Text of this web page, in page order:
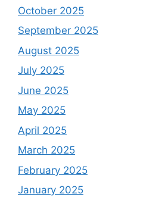
October 2025
September 2025
August 2025
July 2025
June 2025
May 2025
April 2025
March 2025
February 2025
January 2025